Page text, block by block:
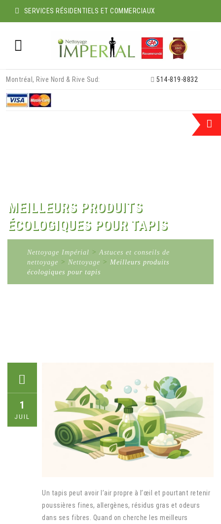
SERVICES RÉSIDENTIELS ET COMMERCIAUX
content
Montréal, Rive Nord & Rive Sud: 514-819-8832
MEILLEURS PRODUITS
ÉCOLOGIQUES POUR TAPIS
Nettoyage Impérial >Astuces et conseils de
nettoyage > Nettoyage > Meilleurs produits
écologiques pour tapis
1
JUIL
Un tapis peut avoir l’air propre à l’œil et pourtant retenir
poussières fines, allergènes, résidus gras et odeurs
dans ses fibres. Quand on cherche les meilleurs